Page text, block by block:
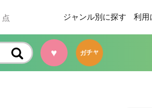
点 ジャンル別に探す 利用
♥ ガチャ